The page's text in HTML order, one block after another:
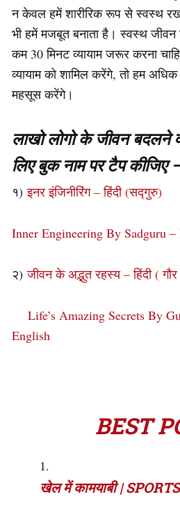
न केवल हमें शारीरिक रूप से स्वस्थ
भी हमें मजबूत बनाता है। स्वस्थ
कम 30 मिनट व्यायाम जरूर करना
व्यायाम को शामिल करेंगे, तो हम
महसूस करेंगे।
लाखो लोगो के जीवन बदलने
लिए बुक नाम पर टैप कीजिए
१)इनर इंजिनीरिंग – हिंदी (सद्गुरु)
Inner Engineering By Sadguru
२)जीवन के अद्भुत रहस्य – हिंदी ( गौर
Life’s Amazing Secrets By
English
BEST
खेल में कामयाबी |